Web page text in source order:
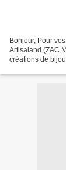
Bonjour, Pour
Artisaland (ZAC
créations de